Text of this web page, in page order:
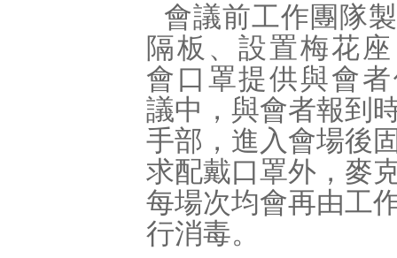
會議前工作團隊
隔板、設置梅花
會口罩提供與會
議中，與會者報到
手部，進入會場後
求配戴口罩外，麥
每場次均會再由工
行消毒。